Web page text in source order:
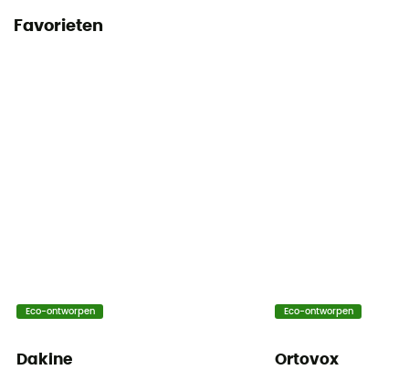
Favorieten
Eco-ontworpen
Dakine
Eco-ontworpen
Ortovox